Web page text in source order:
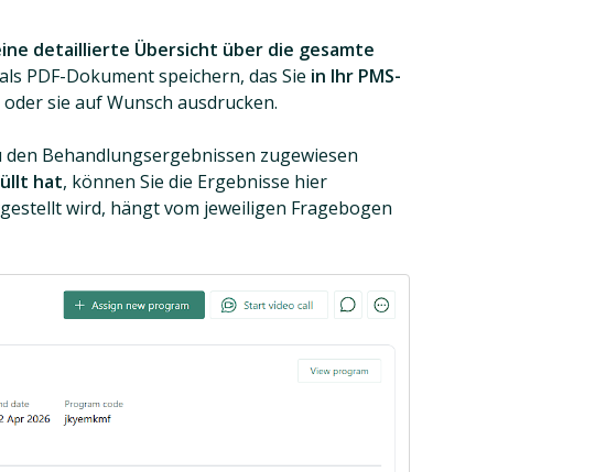
detaillierte Übersicht über die gesamte
PDF-Dokument speichern, das Sie in Ihr PMS-
sie auf Wunsch ausdrucken.
Behandlungsergebnissen zugewiesen
hat, können Sie die Ergebnisse hier
wird, hängt vom jeweiligen Fragebogen